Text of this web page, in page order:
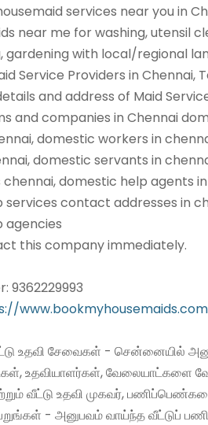
services near you in
near me for washing, utensil
gardening with local/regional
Service Providers in Chennai,
and address of Maid
and companies in Chennai
domestic workers in
domestic servants in
domestic help agents
contact addresses in
agencies
this company immediately.
9362229993
உதவி சேவைகள் - சென்னையில்
உதவியாளர்கள், வேலையாட்களை
வீட்டு உதவி முகவர்,
- அனுபவம் வாய்ந்த வீட்டுப்